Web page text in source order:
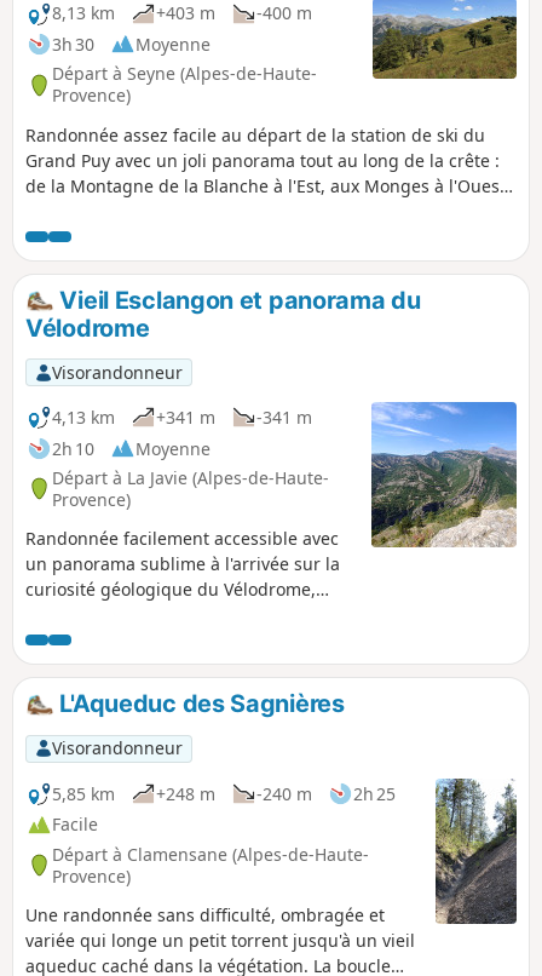
8,13 km
+403 m
-400 m
3h 30
Moyenne
Départ à Seyne (Alpes-de-Haute-
Provence)
Randonnée assez facile au départ de la station de ski du
Grand Puy avec un joli panorama tout au long de la crête :
de la Montagne de la Blanche à l'Est, aux Monges à l'Ouest,
Vieil Esclangon et panorama du
Vélodrome
Visorandonneur
4,13 km
+341 m
-341 m
2h 10
Moyenne
Départ à La Javie (Alpes-de-Haute-
Provence)
Randonnée facilement accessible avec
un panorama sublime à l'arrivée sur la
curiosité géologique du Vélodrome,
Gorges du Bés. Parcours très agréable
au milieu d'une végétation variée.
L'Aqueduc des Sagnières
Visorandonneur
5,85 km
+248 m -240 m
2h 25
Facile
Départ à Clamensane (Alpes-de-Haute-
Provence)
Une randonnée sans difficulté, ombragée et
variée qui longe un petit torrent jusqu'à un vieil
aqueduc caché dans la végétation. La boucle